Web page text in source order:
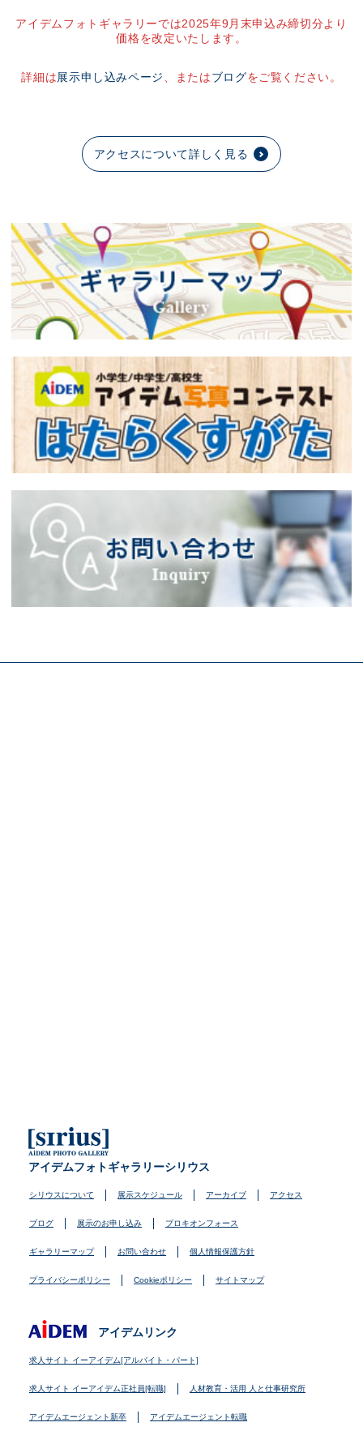
アイデムフォトギャラリーでは2025年9月末申込み締切分より
価格を改定いたします。
詳細は展示申し込みページ、またはブログをご覧ください。
アクセスについて詳しく見る
アイデムフォトギャラリーシリウス
シリウスについて 展示スケジュール アーカイブ アクセス
ブログ 展示のお申し込み プロキオンフォース
ギャラリーマップ お問い合わせ 個人情報保護方針
プライバシーポリシー Cookieポリシー サイトマップ
アイデムリンク
求人サイト イーアイデム[アルバイト・パート]
求人サイト イーアイデム正社員[転職] 人材教育・活用 人と仕事研究所
アイデムエージェント新卒 アイデムエージェント転職